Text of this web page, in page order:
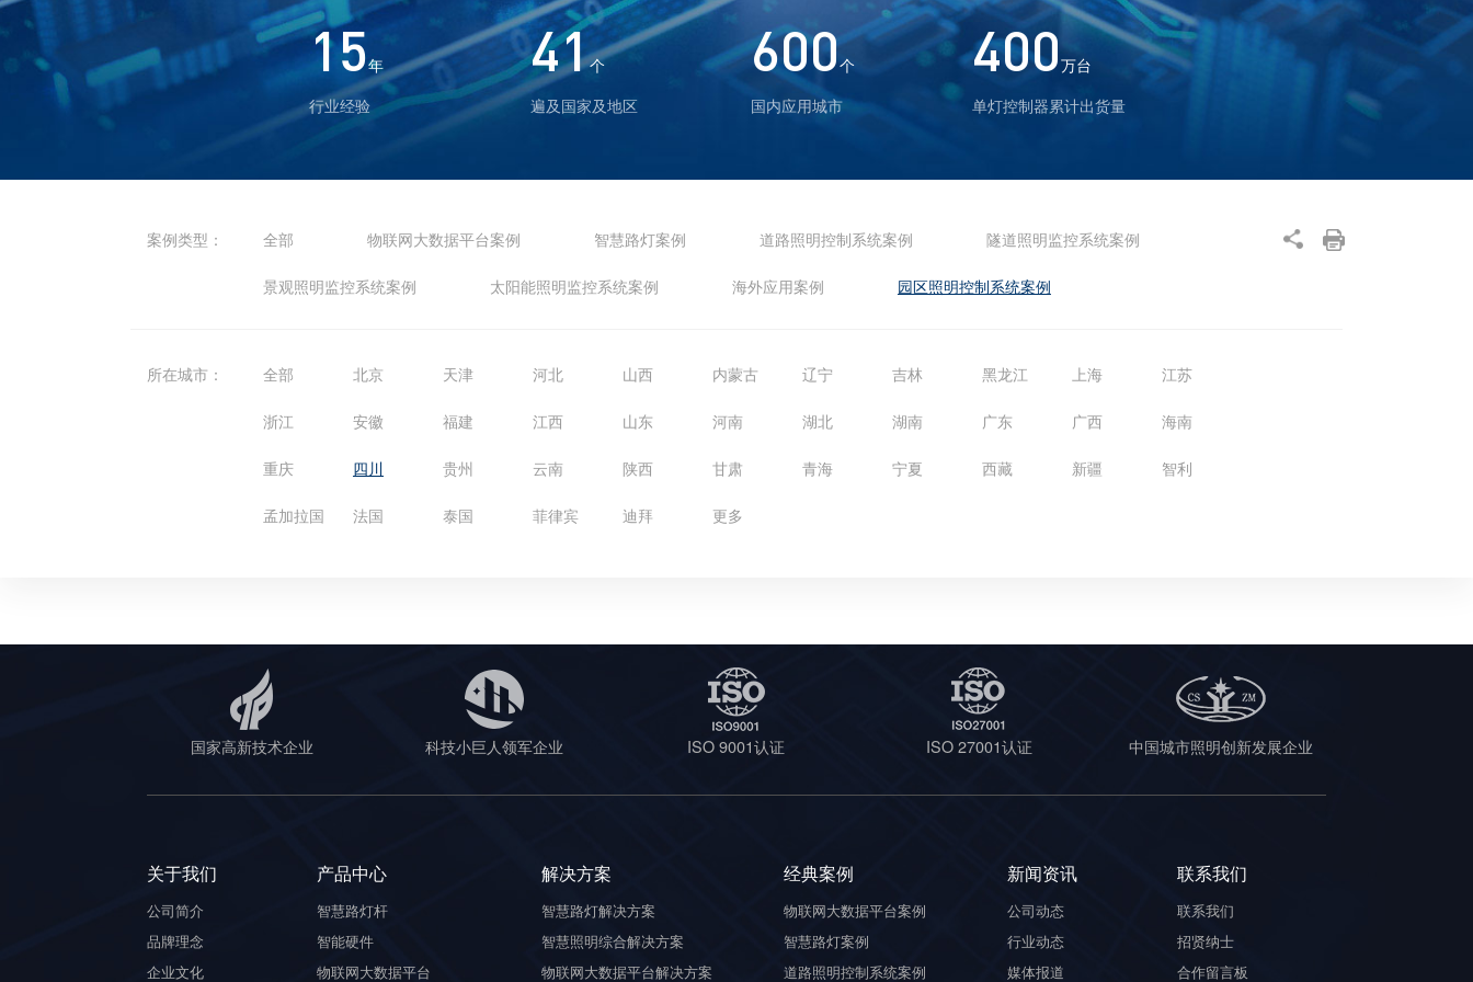
15年
行业经验
41个
遍及国家及地区
600个
国内应用城市
400万台
单灯控制器累计出货量
案例类型： 全部 物联网大数据平台案例 智慧路灯案例 道路照明控制系统案例 隧道照明监控系统案例
景观照明监控系统案例 太阳能照明监控系统案例 海外应用案例 园区照明控制系统案例
所在城市： 全部 北京 天津 河北 山西 内蒙古 辽宁 吉林 黑龙江 上海 江苏
浙江 安徽 福建 江西 山东 河南 湖北 湖南 广东 广西 海南
重庆 四川 贵州 云南 陕西 甘肃 青海 宁夏 西藏 新疆 智利
孟加拉国 法国 泰国 菲律宾 迪拜 更多
国家高新技术企业 科技小巨人领军企业 ISO 9001认证 ISO 27001认证 中国城市照明创新发展企业
关于我们
公司简介
品牌理念
企业文化
产品中心
智慧路灯杆
智能硬件
物联网大数据平台
解决方案
智慧路灯解决方案
智慧照明综合解决方案
物联网大数据平台解决方案
经典案例
物联网大数据平台案例
智慧路灯案例
道路照明控制系统案例
新闻资讯
公司动态
行业动态
媒体报道
联系我们
联系我们
招贤纳士
合作留言板